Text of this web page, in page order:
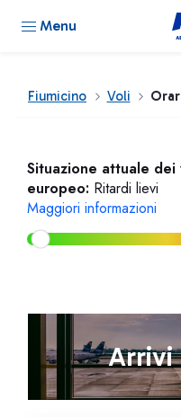
Menu
Fiumicino Voli
Situazione attuale
europeo: Ritardi lievi
Maggiori informazioni
Arrivi